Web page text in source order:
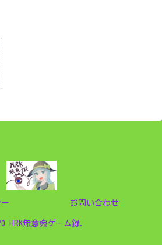
お問い合わせ
HRK無意識ゲーム録.